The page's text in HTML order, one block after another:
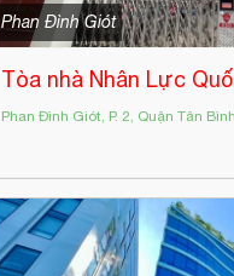
Phan Đình Giót
Tòa nhà Nhân Lực
Phan Đình Giót, P. 2, Quận Tân Bình